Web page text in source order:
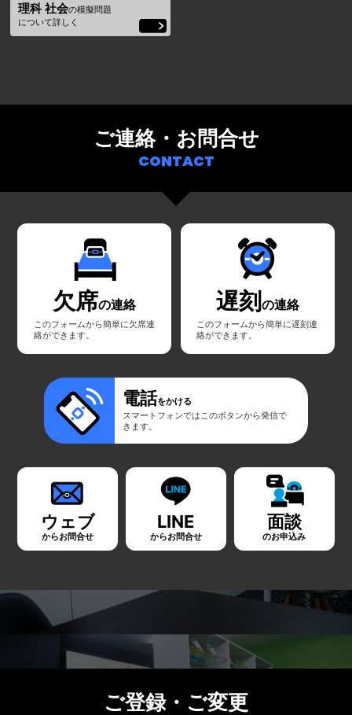
理科 社会の模擬問題
について詳しく
ご連絡・お問合せ
CONTACT
欠席の連絡
このフォームから簡単に欠席連
絡ができます。
遅刻 の連絡
このフォームから簡単に遅刻連
絡ができます。
電話をかける
スマートフォンではこのボタンから発信で
きます。
ウェブ
からお問合せ
LINE
からお問合せ
面談
のお申込み
ご登録・ご変更